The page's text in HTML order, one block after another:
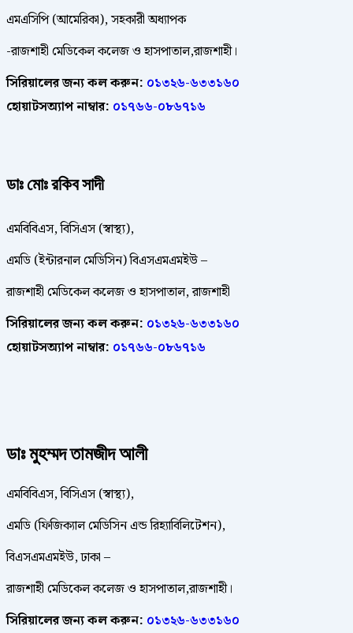
এমএসিপি (আমেরিকা), সহকারী অধ্যাপক
-রাজশাহী মেডিকেল কলেজ ও হাসপাতাল,রাজশাহী।
সিরিয়ালের জন্য কল করুন: ০১৩২৬-৬৩৩১৬০
হোয়াটসঅ্যাপ নাম্বার: ০১৭৬৬-০৮৬৭১৬
ডাঃমোঃ রকিব সাদী
এমবিবিএস, বিসিএস (স্বাস্থ্য),
এমডি (ইন্টারনাল মেডিসিন) বিএসএমএমইউ –
রাজশাহী মেডিকেল কলেজ ও হাসপাতাল, রাজশাহী
সিরিয়ালের জন্য কল করুন: ০১৩২৬-৬৩৩১৬০
হোয়াটসঅ্যাপ নাম্বার: ০১৭৬৬-০৮৬৭১৬
ডাঃ মুহম্মদ তামজীদ আলী
এমবিবিএস, বিসিএস (স্বাস্থ্য),
এমডি (ফিজিক্যাল মেডিসিন এন্ড রিহ্যাবিলিটেশন),
বিএসএমএমইউ, ঢাকা –
রাজশাহী মেডিকেল কলেজ ও হাসপাতাল,রাজশাহী।
সিরিয়ালের জন্য কল করুন: ০১৩২৬-৬৩৩১৬০